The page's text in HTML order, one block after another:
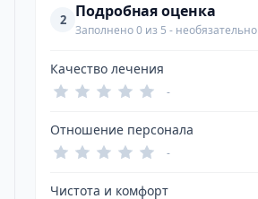
2 Подробная оценка
Заполнено 0 из 5 - необязательно
Качество лечения
-
Отношение персонала
-
Чистота и комфорт